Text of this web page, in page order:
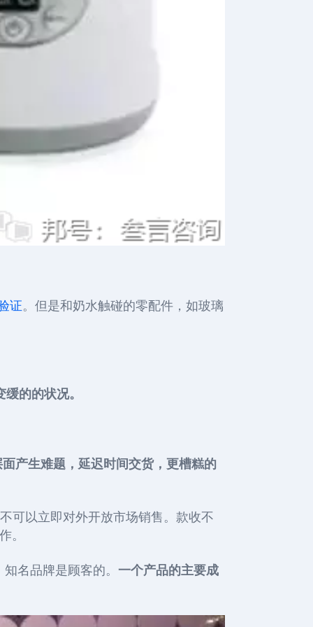
证。但是和奶水触碰的零配件，如玻璃
的的状况。
面产生难题，延迟时间交货，更槽糕的
可以立即对外开放市场销售。款收不
。
名品牌是顾客的。 一个产品的主要成